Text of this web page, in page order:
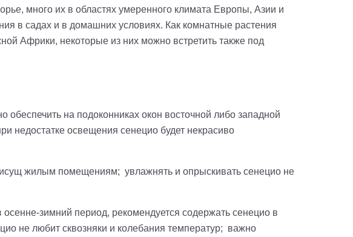
много их в областях умеренного климата Европы, Азии и
в садах и в домашних условиях. Как комнатные растения
Африки, некоторые из них можно встретить также под
на подоконниках окон восточной либо западной
недостатке освещения сенецио будет некрасиво
жилым помещениям; увлажнять и опрыскивать сенецио не
зимний период, рекомендуется содержать сенецио в
не любит сквозняки и колебания температур; важно